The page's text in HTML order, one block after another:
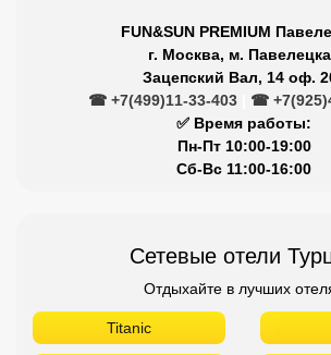
FUN&SUN PREMIUM
г. Москва, м.
Зацепский Вал, 14 оф.
☎ +7(499)11-33-403
☎
✅ Время работы:
Пн-Пт 10:00-19:00
Сб-Вс 11:00-16:00
Сетевые отели
Отдыхайте в лучших
Titanic